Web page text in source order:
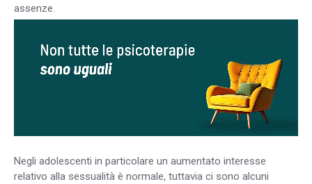
assenze.
Negli adolescenti in particolare un aumentato interesse
relativo alla sessualità è normale, tuttavia ci sono alcuni